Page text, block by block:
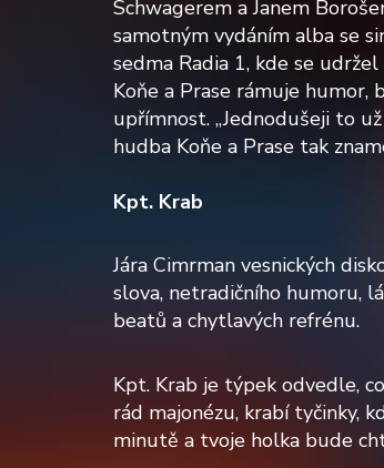
Schwagerem a Janem
samotným vydáním alba se
sedma Radia 1, kde se
Koňe a Prase rámuje humor,
upřímnost. „Jednodušeji to
hudba Koňe a Prase tak
Kpt. Krab
Jára Cimrman vesnických
slova, netradičního humoru,
beatů a chytlavých refrénu.
Kpt. Krab je týpek odvedle,
rád majonézu, krabí tyčinky,
minutě a tvoje holka bude